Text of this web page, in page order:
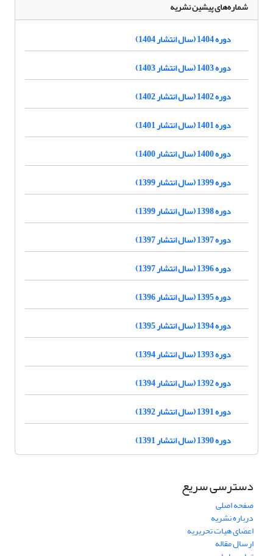
شماره‌های پیشین نشریه
دوره 1404 (سال انتشار 1404)
دوره 1403 (سال انتشار 1403)
دوره 1402 (سال انتشار 1402)
دوره 1401 (سال انتشار 1401)
دوره 1400 (سال انتشار 1400)
دوره 1399 (سال انتشار 1399)
دوره 1398 (سال انتشار 1399)
دوره 1397 (سال انتشار 1397)
دوره 1396 (سال انتشار 1397)
دوره 1395 (سال انتشار 1396)
دوره 1394 (سال انتشار 1395)
دوره 1393 (سال انتشار 1394)
دوره 1392 (سال انتشار 1394)
دوره 1391 (سال انتشار 1392)
دوره 1390 (سال انتشار 1391)
دسترسی سریع
صفحه اصلی
درباره نشریه
اعضای هیات تحریریه
ارسال مقاله